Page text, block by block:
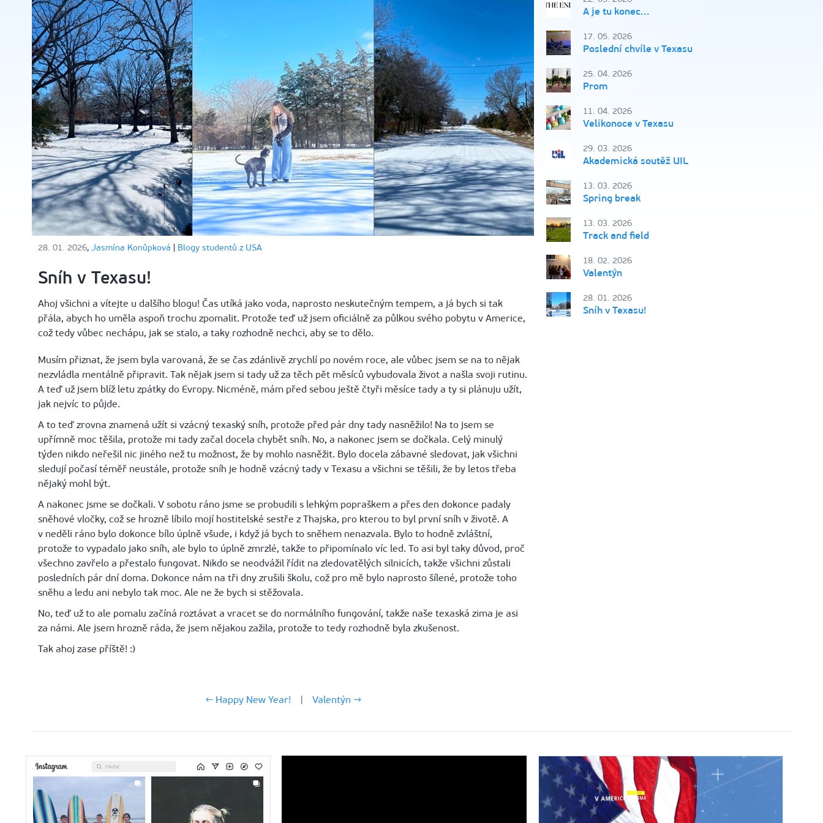
28. 01. 2026, Jasmína Konůpková Blogy studentů z USA
Sníh v Texasu!
Ahoj všichni a vítejte u dalšího blogu! Čas utíká jako voda, naprosto neskutečným tempem, a já bych si tak
přála, abych ho uměla aspoň trochu zpomalit. Protože teď už jsem oficiálně za půlkou svého pobytu v Americe,
což tedy vůbec nechápu, jak se stalo, a taky rozhodně nechci, aby se to dělo.
Musím přiznat, že jsem byla varovaná, že se čas zdánlivě zrychlí po novém roce, ale vůbec jsem se na to nějak
nezvládla mentálně připravit. Tak nějak jsem si tady už za těch pět měsíců vybudovala život a našla svoji rutinu.
A teď už jsem blíž letu zpátky do Evropy. Nicméně, mám před sebou ještě čtyři měsíce tady a ty si plánuju užít,
jak nejvíc to půjde.
A to teď zrovna znamená užít si vzácný texaský sníh, protože před pár dny tady nasněžilo! Na to jsem se
upřímně moc těšila, protože mi tady začal docela chybět sníh. No, a nakonec jsem se dočkala. Celý minulý
týden nikdo neřešil nic jiného než tu možnost, že by mohlo nasněžit. Bylo docela zábavné sledovat, jak všichni
sledují počasí téměř neustále, protože sníh je hodně vzácný tady v Texasu a všichni se těšili, že by letos třeba
nějaký mohl být.
A nakonec jsme se dočkali. V sobotu ráno jsme se probudili s lehkým popraškem a přes den dokonce padaly
sněhové vločky, což se hrozně líbilo mojí hostitelské sestře z Thajska, pro kterou to byl první sníh v životě. A
v neděli ráno bylo dokonce bílo úplně všude, i když já bych to sněhem nenazvala. Bylo to hodně zvláštní,
protože to vypadalo jako sníh, ale bylo to úplně zmrzlé, takže to připomínalo víc led. To asi byl taky důvod, proč
všechno zavřelo a přestalo fungovat. Nikdo se neodvážil řídit na zledovatělých silnicích, takže všichni zůstali
posledních pár dní doma. Dokonce nám na tři dny zrušili školu, což pro mě bylo naprosto šílené, protože toho
sněhu a ledu ani nebylo tak moc. Ale ne že bych si stěžovala.
No, teď už to ale pomalu začíná roztávat a vracet se do normálního fungování, takže naše texaská zima je asi
za námi. Ale jsem hrozně ráda, že jsem nějakou zažila, protože to tedy rozhodně byla zkušenost.
Tak ahoj zase příště! :)
← Happy New Year! | Valentýn →
A je tu konec...
17. 05. 2026
Poslední chvíle v Texasu
25. 04. 2026
Prom
11. 04. 2026
Velikonoce v Texasu
29. 03. 2026
Akademická soutěž UIL
13. 03. 2026
Spring break
13. 03. 2026
Track and field
18. 02. 2026
Valentýn
28. 01. 2026
Sníh v Texasu!